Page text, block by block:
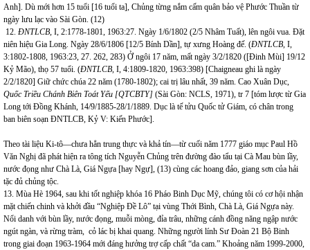
Anh]. Dù mới hơn 15 tuổi [16 tuổi ta], Chủng từng nắm cấm quân bảo vệ Phước Thuần từ
ngày lưu lạc vào Sài Gòn. (12)
12. ĐNTLCB, I, 2:1778-1801, 1963:27. Ngày 1/6/1802 (2/5 Nhâm Tuất), lên ngôi vua. Đặt
niên hiệu Gia Long. Ngày 28/6/1806 [12/5 Bính Dần], tự xưng Hoàng đế. (ĐNTLCB, I,
3:1802-1808, 1963:23, 27. 262, 283) Ở ngôi 17 năm, mất ngày 3/2/1820 ([Đinh Mùi] 19/12
Kỷ Mão), thọ 57 tuổi. (ĐNTLCB, I, 4:1809-1820, 1963:398) [Chaigneau ghi là ngày
2/2/1820] Giữ chức chúa 22 năm (1780-1802); cai trị lâu nhất, 39 năm. Cao Xuân Dục,
Quốc Triều Chánh Biên Toát Yếu [QTCBTY] (Sài Gòn: NCLS, 1971), tr 7 [tóm lược từ Gia
Long tới Đồng Khánh, 14/9/1885-28/1/1889. Dục là tế tửu Quốc tử Giám, có chân trong
ban biên soạn ĐNTLCB, Kỷ V: Kiến Phước].
Theo tài liệu Ki-tô—chưa hẳn trung thực và khả tín—từ cuối năm 1777 giáo mục Paul Hồ
Văn Nghị đã phát hiện ra tông tích Nguyễn Chủng trên đường đào tẩu tại Cà Mau bùn lầy,
nước đọng như Chà Là, Giá Ngựa [hay Ngự], (13) cùng các hoang đảo, giang sơn của hải
tặc đủ chủng tộc.
13. Mùa Hè 1964, sau khi tốt nghiệp khóa 16 Pháo Binh Dục Mỹ, chúng tôi có cơ hội nhận
mặt chiến chinh và khởi đầu “Nghiệp Đề Lô” tại vùng Thới Bình, Chà Là, Giá Ngựa này.
Nổi danh với bùn lầy, nước đọng, muỗi mòng, đỉa trâu, những cánh đồng năng ngập nước
ngút ngàn, và rừng tràm, cỏ lác bị khai quang. Những người lính Sư Đoàn 21 Bộ Binh
trong giai đoạn 1963-1964 mới đáng hưởng trợ cấp chất “da cam.” Khoảng năm 1999-2000,